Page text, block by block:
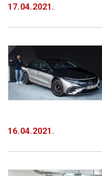
17.04.2021.
16.04.2021.